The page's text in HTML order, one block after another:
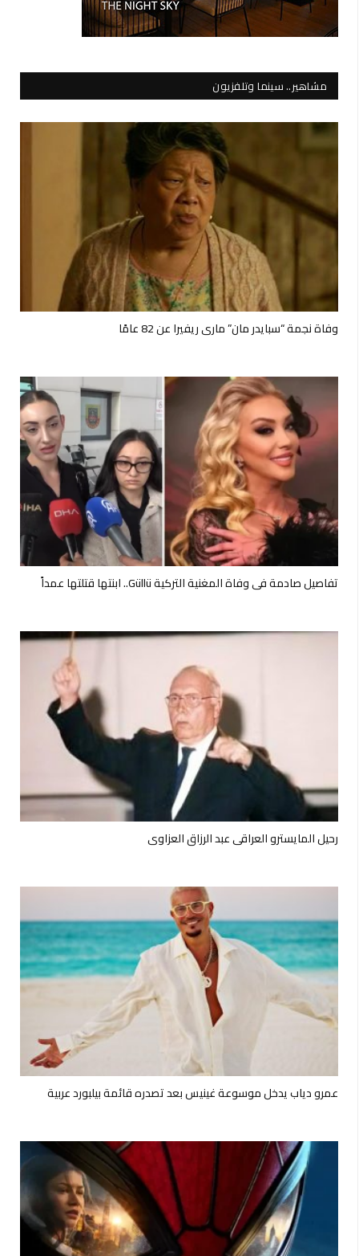
مشاهير.. سينما وتلفزيون
وفاة نجمة “سبايدر مان” ماري ريفيرا عن 82 عامًا
تفاصيل صادمة في وفاة المغنية التركية Güllü.. ابنتها قتلتها عمداً
رحيل المايسترو العراقي عبد الرزاق العزاوي
عمرو دياب يدخل موسوعة غينيس بعد تصدره قائمة بيلبورد عربية